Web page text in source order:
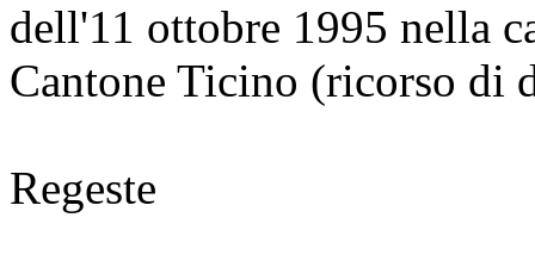
dell'11 ottobre 1995 nella
Cantone Ticino (ricorso di
Regeste